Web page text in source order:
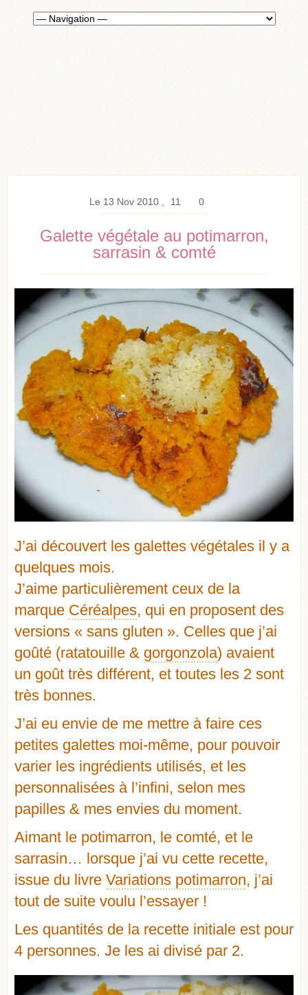
Le 13 Nov 2010 11 0
Galette végétale au potimarron,
sarrasin & comté
J’ai découvert les galettes végétales il y a
quelques mois.
J’aime particulièrement ceux de la
marque Céréalpes, qui en proposent des
versions « sans gluten ». Celles que j’ai
goûté (ratatouille & gorgonzola) avaient
un goût très différent, et toutes les 2 sont
très bonnes.
J’ai eu envie de me mettre à faire ces
petites galettes moi-même, pour pouvoir
varier les ingrédients utilisés, et les
personnalisées à l’infini, selon mes
papilles & mes envies du moment.
Aimant le potimarron, le comté, et le
sarrasin… lorsque j’ai vu cette recette,
issue du livre Variations potimarron, j’ai
tout de suite voulu l’essayer !
Les quantités de la recette initiale est pour
4 personnes. Je les ai divisé par 2.